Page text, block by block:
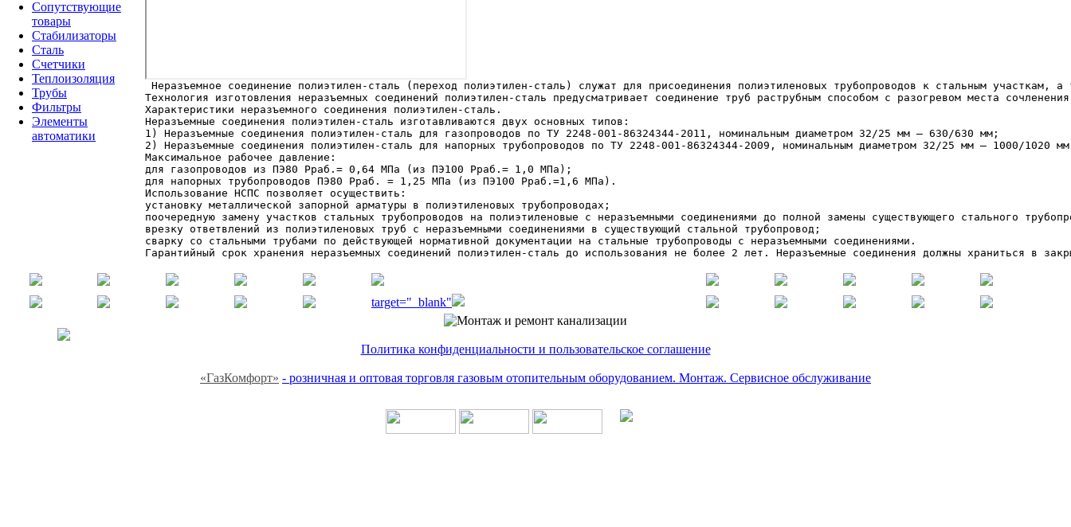
Сопутствующие
товары
Стабилизаторы
Сталь
Счетчики
Теплоизоляция
Трубы
Фильтры
Элементы
автоматики
Технология изготовления неразъемных соединений полиэтилен-сталь предусматривает соединение труб раструбным способом с разогревом места
Характеристики неразъемного соединения полиэтилен-сталь.
Неразъемные соединения полиэтилен-сталь изготавливаются двух основных типов:
1) Неразъемные соединения полиэтилен-сталь для газопроводов по ТУ 2248-001-86324344-2011, номинальным диаметром 32/25 мм – 630/630 мм;
2) Неразъемные соединения полиэтилен-сталь для напорных трубопроводов по ТУ 2248-001-86324344-2009, номинальным диаметром 32/25 мм – 1000/1020
Максимальное рабочее давление:
для газопроводов из ПЭ80 Рраб.= 0,64 МПа (из ПЭ100 Рраб.= 1,0 МПа);
для напорных трубопроводов ПЭ80 Рраб. = 1,25 МПа (из ПЭ100 Рраб.=1,6 МПа).
Использование НСПС позволяет осуществить:
установку металлической запорной арматуры в полиэтиленовых трубопроводах;
поочередную замену участков стальных трубопроводов на полиэтиленовые с неразъемными соединениями до полной замены существующего стального
врезку ответвлений из полиэтиленовых труб с неразъемными соединениями в существующий стальной трубопровод;
сварку со стальными трубами по действующей нормативной документации на стальные трубопроводы с неразъемными соединениями.
Гарантийный срок хранения неразъемных соединений полиэтилен-сталь до использования не более 2 лет. Неразъемные соединения должны храниться в
target="_blank"
Политика конфиденциальности и пользовательское соглашение
«ГазКомфорт» - розничная и оптовая торговля газовым отопительным оборудованием. Монтаж. Сервисное обслуживание